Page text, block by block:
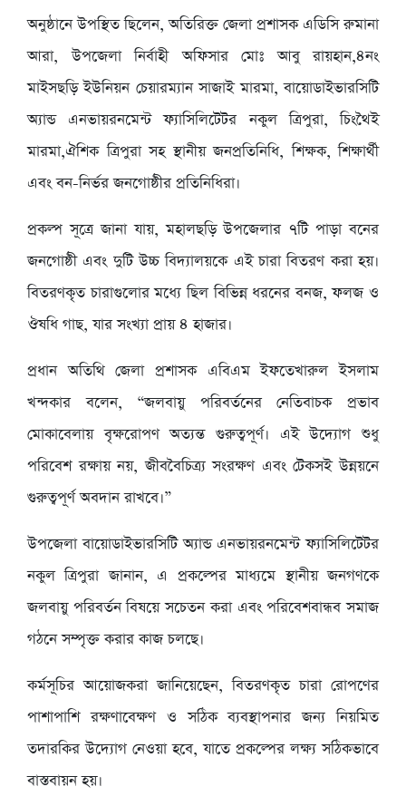
অনুষ্ঠানে উপস্থিত ছিলেন, অতিরিক্ত জেলা প্রশাসক এডিসি রুমানা
আরা, উপজেলা নির্বাহী অফিসার মোঃ আবু রায়হান,৪নং
মাইসছড়ি ইউনিয়ন চেয়ারম্যান সাজাই মারমা, বায়োডাইভারসিটি
অ্যান্ড এনভায়রনমেন্ট ফ্যাসিলিটেটর নকুল ত্রিপুরা, চিংথৈই
মারমা,ঐশিক ত্রিপুরা সহ স্থানীয় জনপ্রতিনিধি, শিক্ষক, শিক্ষার্থী
এবং বন-নির্ভর জনগোষ্ঠীর প্রতিনিধিরা।
প্রকল্প সূত্রে জানা যায়, মহালছড়ি উপজেলার ৭টি পাড়া বনের
জনগোষ্ঠী এবং দুটি উচ্চ বিদ্যালয়কে এই চারা বিতরণ করা হয়।
বিতরণকৃত চারাগুলোর মধ্যে ছিল বিভিন্ন ধরনের বনজ, ফলজ ও
ঔষধি গাছ, যার সংখ্যা প্রায় ৪ হাজার।
প্রধান অতিথি জেলা প্রশাসক এবিএম ইফতেখারুল ইসলাম
খন্দকার বলেন, “জলবায়ু পরিবর্তনের নেতিবাচক প্রভাব
মোকাবেলায় বৃক্ষরোপণ অত্যন্ত গুরুত্বপূর্ণ। এই উদ্যোগ শুধু
পরিবেশ রক্ষায় নয়, জীববৈচিত্র্য সংরক্ষণ এবং টেকসই উন্নয়নে
গুরুত্বপূর্ণ অবদান রাখবে।”
উপজেলা বায়োডাইভারসিটি অ্যান্ড এনভায়রনমেন্ট ফ্যাসিলিটেটর
নকুল ত্রিপুরা জানান, এ প্রকল্পের মাধ্যমে স্থানীয় জনগণকে
জলবায়ু পরিবর্তন বিষয়ে সচেতন করা এবং পরিবেশবান্ধব সমাজ
গঠনে সম্পৃক্ত করার কাজ চলছে।
কর্মসূচির আয়োজকরা জানিয়েছেন, বিতরণকৃত চারা রোপণের
পাশাপাশি রক্ষণাবেক্ষণ ও সঠিক ব্যবস্থাপনার জন্য নিয়মিত
তদারকির উদ্যোগ নেওয়া হবে, যাতে প্রকল্পের লক্ষ্য সঠিকভাবে
বাস্তবায়ন হয়।